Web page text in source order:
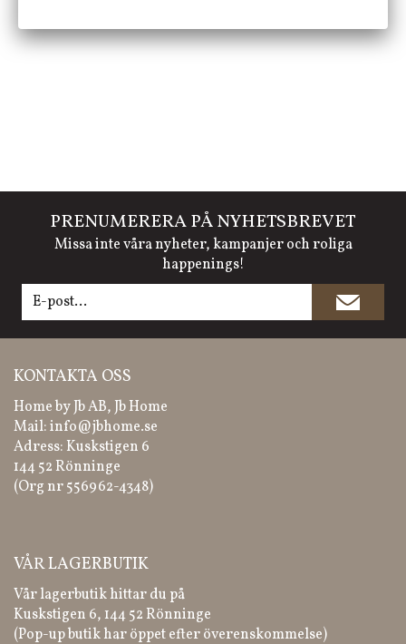
PRENUMERERA PÅ NYHETSBREVET
Missa inte våra nyheter, kampanjer och roliga
happenings!
KONTAKTA OSS
Home by Jb AB, Jb Home
Mail:info@jbhome.se
Adress: Kuskstigen 6
144 52 Rönninge
(Org nr 556962-4348)
VÅR LAGERBUTIK
Vår lagerbutik hittar du på
Kuskstigen 6, 144 52 Rönninge
(Pop-up butik har öppet efter överenskommelse)